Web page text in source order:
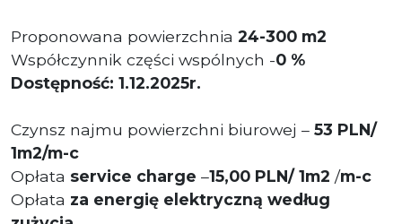
Proponowana powierzchnia 24-300 m2
Współczynnik części wspólnych -0 %
Dostępność: 1.12.2025r.
Czynsz najmu powierzchni biurowej – 53 PLN/
1m2/m-c
Opłata service charge –15,00 PLN/ 1m2 /m-c
Opłata za energię elektryczną według